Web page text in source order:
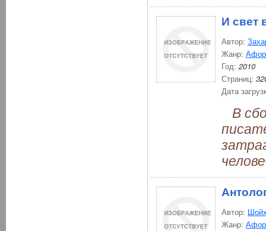
И свет
Автор:
Жанр:
Год: 2010
Страниц:
Дата
В
Автор:
Жанр: